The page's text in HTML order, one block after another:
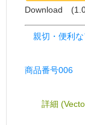
Download
親切・便利
商品番号006
詳細